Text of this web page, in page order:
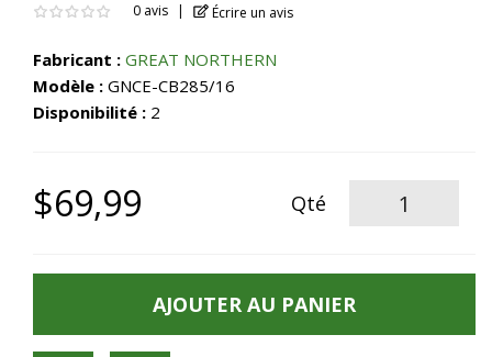
0 avis Écrire un avis
Fabricant : GREAT NORTHERN
Modèle : GNCE-CB285/16
Disponibilité : 2
$69,99 Qté
AJOUTER AU PANIER